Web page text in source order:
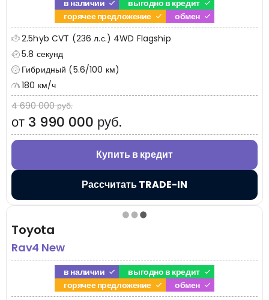
в наличии
выгодно в кредит
горячее предложение
обмен
2.5hyb CVT (236 л.с.) 4WD Flagship
5.8 секунд
Гибридный (5.6/100 км)
180 км/ч
4 690 000 руб.
от 3 990 000 руб.
Купить в кредит
Рассчитать TRADE-IN
Toyota
Rav4 New
в наличии
выгодно в кредит
горячее предложение
обмен